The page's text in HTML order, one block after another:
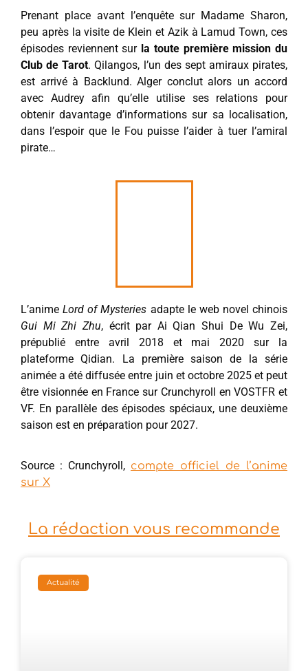
Prenant place avant l’enquête sur Madame Sharon,
peu après la visite de Klein et Azik à Lamud Town, ces
épisodes reviennent surla toute première mission du
Club de Tarot. Qilangos, l’un des sept amiraux pirates,
est arrivé à Backlund. Alger conclut alors un accord
avec Audrey afin qu’elle utilise ses relations pour
obtenir davantage d’informations sur sa localisation,
dans l’espoir que le Fou puisse l’aider à tuer l’amiral
pirate…
L’animeLord of Mysteries adapte le web novel chinois
Gui Mi Zhi Zhu, écrit par Ai Qian Shui De Wu Zei,
prépublié entre avril 2018 et mai 2020 sur la
plateforme Qidian. La première saison de la série
animée a été diffusée entre juin et octobre 2025 et peut
être visionnée en France sur Crunchyroll en VOSTFR et
VF. En parallèle des épisodes spéciaux, une deuxième
saison est en préparation pour 2027.
Source : Crunchyroll, compte officiel de l’anime
sur X
La rédaction vous recommande
Actualité